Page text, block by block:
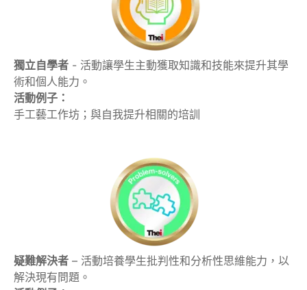
獨立自學者 - 活動讓學生主動獲取知識和技能來提升其學
術和個人能力。
活動例子：
手工藝工作坊；與自我提升相關的培訓
疑難解決者 – 活動培養學生批判性和分析性思維能力，以
解決現有問題。